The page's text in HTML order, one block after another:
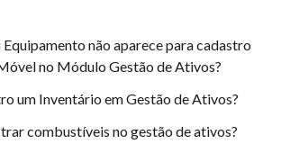
Equipamento não aparece para cadastro
no Módulo Gestão de Ativos?
um Inventário em Gestão de Ativos?
combustíveis no gestão de ativos?